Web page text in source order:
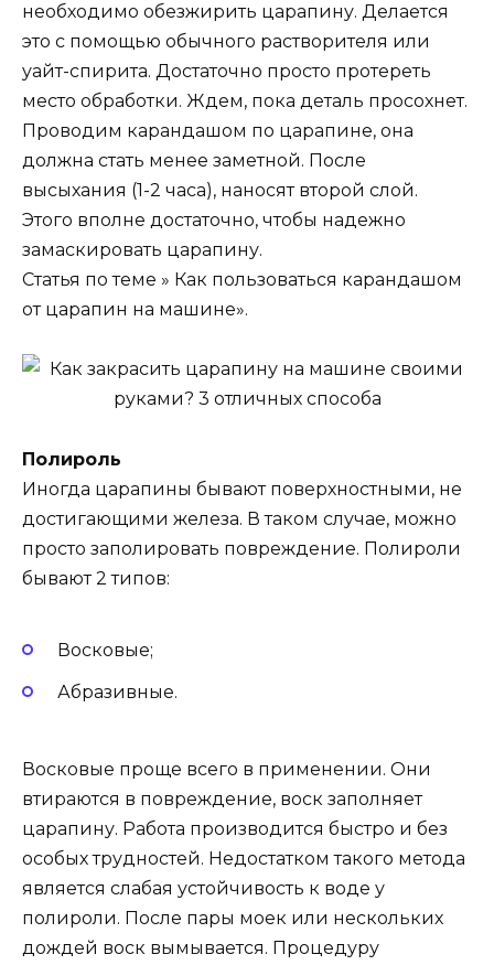
необходимо обезжирить царапину. Делается
это с помощью обычного растворителя или
уайт-спирита. Достаточно просто протереть
место обработки. Ждем, пока деталь просохнет.
Проводим карандашом по царапине, она
должна стать менее заметной. После
высыхания (1-2 часа), наносят второй слой.
Этого вполне достаточно, чтобы надежно
замаскировать царапину.
Статья по теме » Как пользоваться карандашом
от царапин на машине».
Полироль
Иногда царапины бывают поверхностными, не
достигающими железа. В таком случае, можно
просто заполировать повреждение. Полироли
бывают 2 типов:
Восковые;
Абразивные.
Восковые проще всего в применении. Они
втираются в повреждение, воск заполняет
царапину. Работа производится быстро и без
особых трудностей. Недостатком такого метода
является слабая устойчивость к воде у
полироли. После пары моек или нескольких
дождей воск вымывается. Процедуру